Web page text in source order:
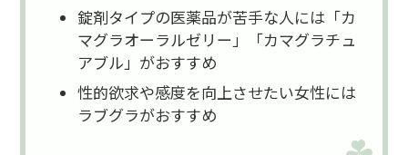
錠剤タイプの医薬品が苦手な人には「カ
マグラオーラルゼリー」「カマグラチュ
アブル」がおすすめ
性的欲求や感度を向上させたい女性には
ラブグラがおすすめ